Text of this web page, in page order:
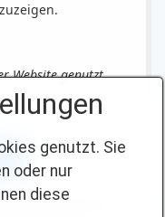
Website genutzt
genutzt. Sie
oder nur
diese